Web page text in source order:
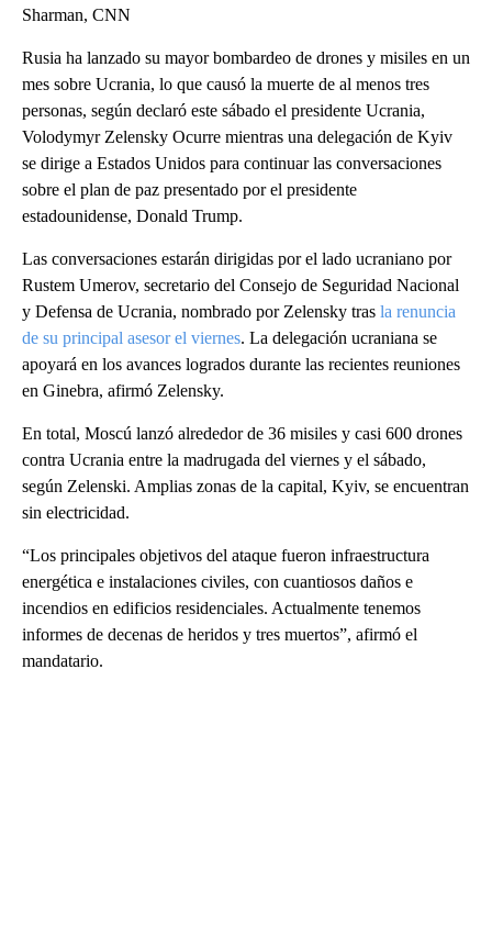
Sharman, CNN
Rusia ha lanzado su mayor bombardeo de drones y misiles en un
mes sobre Ucrania, lo que causó la muerte de al menos tres
personas, según declaró este sábado el presidente Ucrania,
Volodymyr Zelensky Ocurre mientras una delegación de Kyiv
se dirige a Estados Unidos para continuar las conversaciones
sobre el plan de paz presentado por el presidente
estadounidense, Donald Trump.
Las conversaciones estarán dirigidas por el lado ucraniano por
Rustem Umerov, secretario del Consejo de Seguridad Nacional
y Defensa de Ucrania, nombrado por Zelensky tras la renuncia
de su principal asesor el viernes. La delegación ucraniana se
apoyará en los avances logrados durante las recientes reuniones
en Ginebra, afirmó Zelensky.
En total, Moscú lanzó alrededor de 36 misiles y casi 600 drones
contra Ucrania entre la madrugada del viernes y el sábado,
según Zelenski. Amplias zonas de la capital, Kyiv, se encuentran
sin electricidad.
“Los principales objetivos del ataque fueron infraestructura
energética e instalaciones civiles, con cuantiosos daños e
incendios en edificios residenciales. Actualmente tenemos
informes de decenas de heridos y tres muertos”, afirmó el
mandatario.